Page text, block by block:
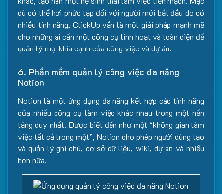
dù có thể hơi phức tạp đối với người mới bắt đầu do có
nhiều tính năng, ClickUp vẫn là một giải pháp mạnh mẽ
cho những ai cần một công cụ linh hoạt và toàn diện để
quản lý mọi khía cạnh của công việc và dự án.
6. Phần mềm quản lý công việc đa năng
Notion
Notion là một ứng dụng đa năng kết hợp các tính năng
của nhiều công cụ làm việc khác nhau trong một nền
tảng duy nhất. Được biết đến như một “không gian làm
việc tất cả trong một”, Notion cho phép người dùng tạo
và quản lý ghi chú, cơ sở dữ liệu, wiki, dự án và nhiều
hơn nữa.